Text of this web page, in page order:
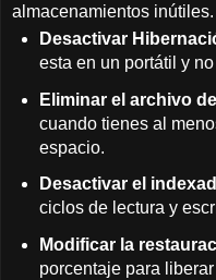
almacenamientos inútiles.
Desactivar
esta en un portátil y
Eliminar el archivo
cuando tienes al
espacio.
Desactivar el
ciclos de lectura y
Modificar la
porcentaje para